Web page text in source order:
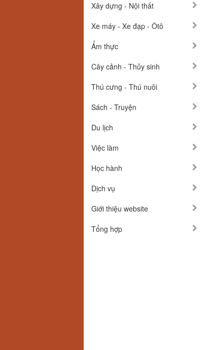
Xây dựng - Nội thất
Xe máy - Xe đạp - Ôtô
Ẩm thực
Cây cảnh - Thủy sinh
Thú cưng - Thú nuôi
Sách - Truyện
Du lịch
Việc làm
Học hành
Dịch vụ
Giới thiệu website
Tổng hợp